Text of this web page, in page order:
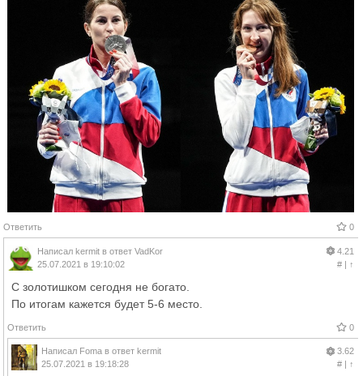
Ответить 0
Написал kermit в ответ VadKor
25.07.2021 в 19:10:02
4.21
#| ↑
С золотишком сегодня не богато.
По итогам кажется будет 5-6 место.
Ответить 0
Написал Foma в ответ kermit
25.07.2021 в 19:18:28
3.62
#| ↑